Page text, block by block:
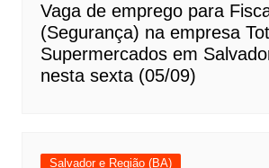
Vaga de emprego para
(Segurança) na empresa
Supermercados em
nesta sexta (05/09)
Salvador e Região (BA)